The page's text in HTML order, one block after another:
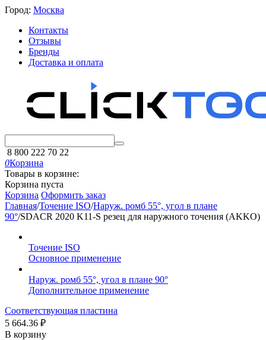
Город: Москва
Контакты
Отзывы
Бренды
Доставка и оплата
8 800 222 70 22
0Корзина
Товары в корзине:
Корзина пуста
Корзина Оформить заказ
Главная/Точение ISO/Наруж. ромб 55°, угол в плане
90°/SDACR 2020 K11-S резец для наружного точения (AKKO)
Точение ISO
Основное применение
Наруж. ромб 55°, угол в плане 90°
Дополнительное применение
Соответствующая пластина
5 664.36 ₽
В корзину